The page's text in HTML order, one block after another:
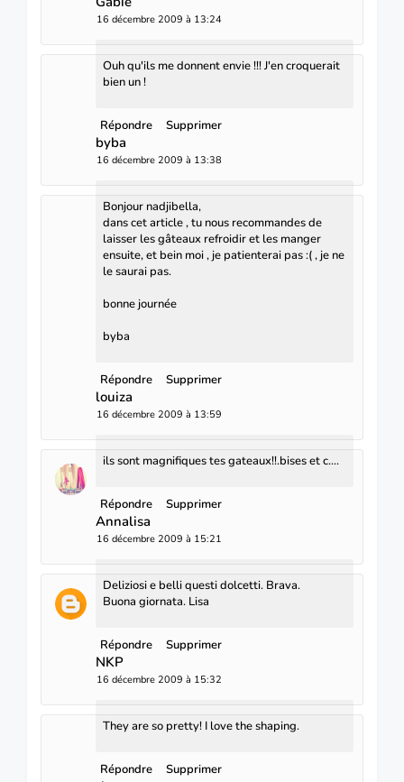
16 décembre 2009 à 13:24
Ouh qu'ils me donnent envie !!! J'en croquerait
bien un !
Répondre Supprimer
byba
16 décembre 2009 à 13:38
Bonjour nadjibella,
dans cet article , tu nous recommandes de
laisser les gâteaux refroidir et les manger
ensuite, et bein moi , je patienterai pas :( , je ne
le saurai pas.
bonne journée
byba
Répondre Supprimer
louiza
16 décembre 2009 à 13:59
ils sont magnifiques tes gateaux!!.bises et c....
Répondre Supprimer
Annalisa
16 décembre 2009 à 15:21
Deliziosi e belli questi dolcetti. Brava.
Buona giornata. Lisa
Répondre Supprimer
NKP
16 décembre 2009 à 15:32
They are so pretty! I love the shaping.
Répondre Supprimer